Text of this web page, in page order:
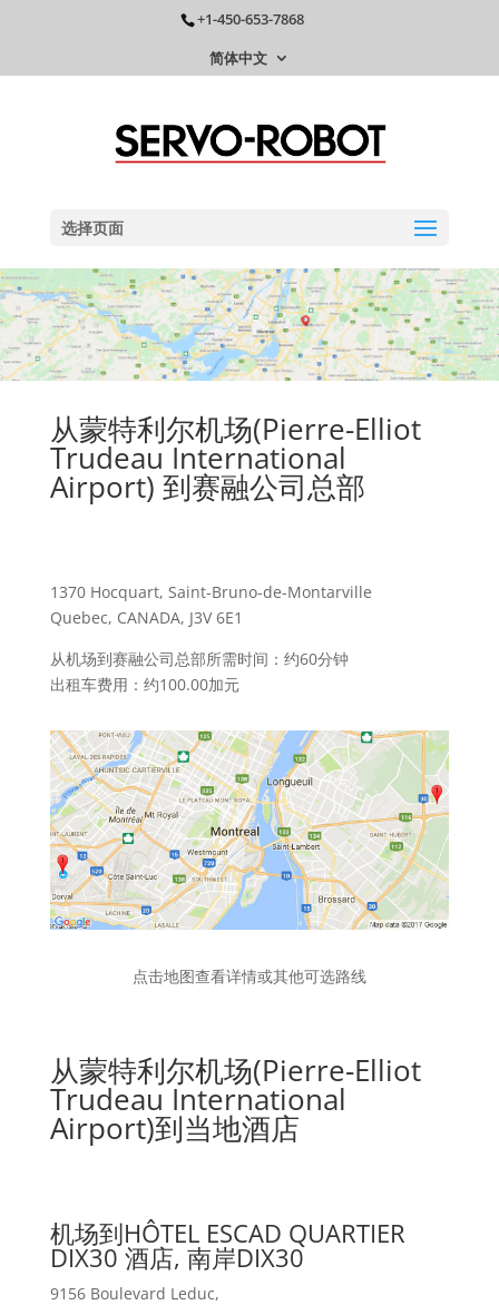
+1-450-653-7868
简体中文
选择页面
从蒙特利尔机场(Pierre-Elliot
Trudeau International
Airport) 到赛融公司总部
1370 Hocquart, Saint-Bruno-de-Montarville
Quebec, CANADA, J3V 6E1
从机场到赛融公司总部所需时间：约60分钟
出租车费用：约100.00加元
点击地图查看详情或其他可选路线
从蒙特利尔机场(Pierre-Elliot
Trudeau International
Airport)到当地酒店
机场到HÔTEL ESCAD QUARTIER
DIX30 酒店, 南岸DIX30
9156 Boulevard Leduc,